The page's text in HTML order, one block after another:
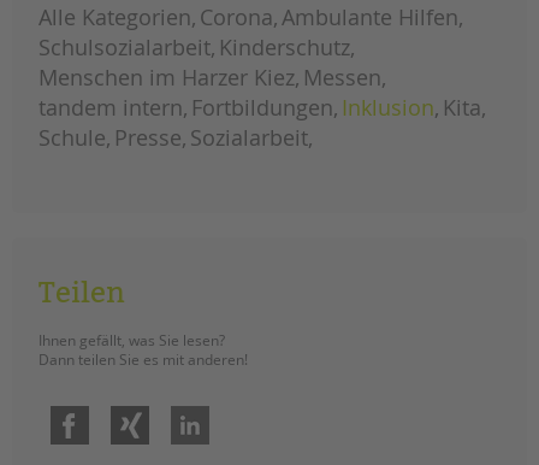
Lives“-Projekt untersuchten
europäische Forscher*innen
Cybermobbing unter
sozioökonomisch benachteiligten
Jugendlichen. Sophie Stephan,
Schulsozialarbeiterin der tandem
Kiez: Dezember
Barbara Brecht-Hadraschek
Alle Kategorien Corona Ambulante Hilfen
Schulsozialarbeit Kinderschutz
Menschen im Harzer Kiez Messen
tandem intern Fortbildungen Inklusion Kita
Schule Presse Sozialarbeit
Teilen
Ihnen gefällt, was Sie lesen?
Dann teilen Sie es mit anderen!
Facebook Xing